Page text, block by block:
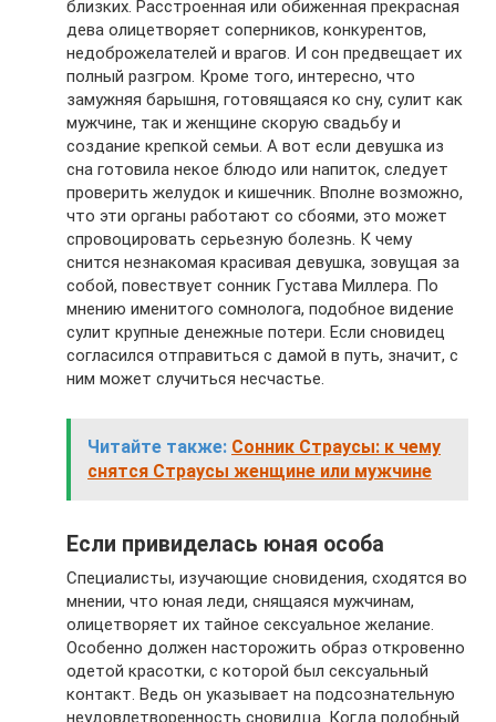
близких. Расстроенная или обиженная прекрасная
дева олицетворяет соперников, конкурентов,
недоброжелателей и врагов. И сон предвещает их
полный разгром. Кроме того, интересно, что
замужняя барышня, готовящаяся ко сну, сулит как
мужчине, так и женщине скорую свадьбу и
создание крепкой семьи. А вот если девушка из
сна готовила некое блюдо или напиток, следует
проверить желудок и кишечник. Вполне возможно,
что эти органы работают со сбоями, это может
спровоцировать серьезную болезнь. К чему
снится незнакомая красивая девушка, зовущая за
собой, повествует сонник Густава Миллера. По
мнению именитого сомнолога, подобное видение
сулит крупные денежные потери. Если сновидец
согласился отправиться с дамой в путь, значит, с
ним может случиться несчастье.
Читайте также: Сонник Страусы: к чему
снятся Страусы женщине или мужчине
Если привиделась юная особа
Специалисты, изучающие сновидения, сходятся во
мнении, что юная леди, снящаяся мужчинам,
олицетворяет их тайное сексуальное желание.
Особенно должен насторожить образ откровенно
одетой красотки, с которой был сексуальный
контакт. Ведь он указывает на подсознательную
неудовлетворенность сновидца. Когда подобный